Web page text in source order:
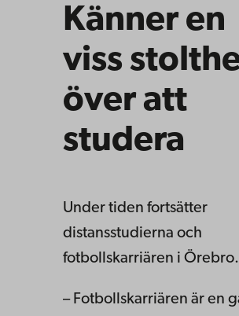
Känner en
viss
över att
studera
Under tiden fortsätter
distansstudierna och
fotbollskarriären i Örebro.
– Fotbollskarriären är en